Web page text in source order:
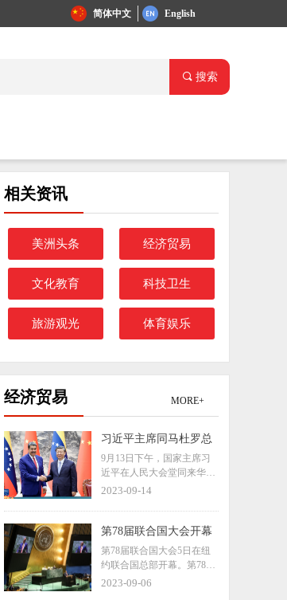
简体中文 English
끠 搜索
习近平主席同马杜罗总
统会谈时，这样谈中委
关系
9月13日下午，国家主席习
近平在人民大会堂同来华进
行国事访问的委内瑞拉总统
2023-09-14
第78届联合国大会开幕
第78届联合国大会5日在纽
约联合国总部开幕。第78届
联大主席丹尼斯·弗朗西斯呼
2023-09-06
经济贸易 MORE+
相关资讯
美洲头条 经济贸易
文化教育 科技卫生
旅游观光 体育娱乐